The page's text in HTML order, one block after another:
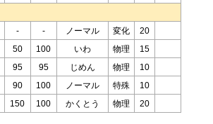
- - ノーマル 変化 20
50 100 いわ 物理 15
95 95 じめん 物理 10
90 100 ノーマル 特殊 10
150 100 かくとう 物理 20